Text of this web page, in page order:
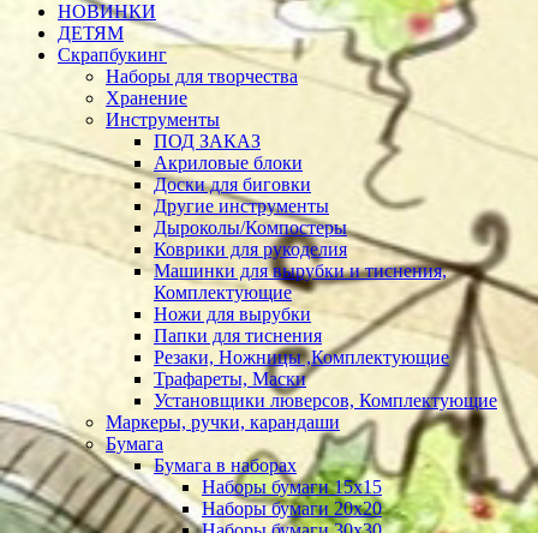
НОВИНКИ
ДЕТЯМ
Скрапбукинг
Наборы для творчества
Хранение
Инструменты
ПОД ЗАКАЗ
Акриловые блоки
Доски для биговки
Другие инструменты
Дыроколы/Компостеры
Коврики для рукоделия
Машинки для вырубки и тиснения,
Комплектующие
Ножи для вырубки
Папки для тиснения
Резаки, Ножницы ,Комплектующие
Трафареты, Маски
Установщики люверсов, Комплектующие
Маркеры, ручки, карандаши
Бумага
Бумага в наборах
Наборы бумаги 15х15
Наборы бумаги 20х20